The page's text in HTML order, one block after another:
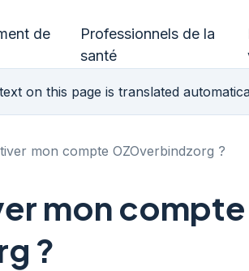
de
Professionnels de la
santé
on this page is translated
mon compte OZOverbindzorg ?
mon compte
?